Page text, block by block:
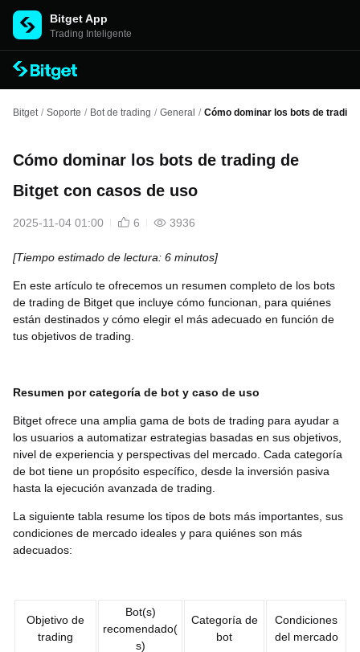
Bitget App
Trading Inteligente
Bitget / Soporte / Bot de trading / General / Cómo dominar los bots de
Cómo dominar los bots de trading de
Bitget con casos de uso
2025-11-04 01:00 6 3936
[Tiempo estimado de lectura: 6 minutos]
En este artículo te ofrecemos un resumen completo de los bots
de trading de Bitget que incluye cómo funcionan, para quiénes
están destinados y cómo elegir el más adecuado en función de
tus objetivos de trading.
Resumen por categoría de bot y caso de uso
Bitget ofrece una amplia gama de bots de trading para ayudar a
los usuarios a automatizar estrategias basadas en sus objetivos,
nivel de experiencia y perspectivas del mercado. Cada categoría
de bot tiene un propósito específico, desde la inversión pasiva
hasta la ejecución avanzada de trading.
La siguiente tabla resume los tipos de bots más importantes, sus
condiciones de mercado ideales y para quiénes son más
adecuados:
Objetivo de
trading
Bot(s)
recomendado(
s)
Categoría de
bot
Condiciones
del mercado